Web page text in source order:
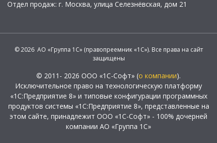
Отдел продаж: г. Москва, улица Селезнёвская, дом 21
© 2026 АО «Группа 1С» (правопреемник «1С»). Все права на сайт
защищены
© 2011- 2026 ООО «1С-Софт» (о компании).
Исключительное право на технологическую платформу
«1С:Предприятие 8» и типовые конфигурации программных
продуктов системы «1С:Предприятие 8», представленные на
этом сайте, принадлежит ООО «1С-Софт» - 100% дочерней
компании АО «Группа 1С»